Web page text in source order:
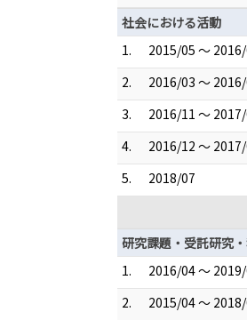
社会における活動
1.
2015/05 ～
2.
2016/03 ～
3.
2016/11 ～
4.
2016/12 ～
5.
2018/07
研究課題・受託研究
1.
2016/04 ～
2.
2015/04 ～